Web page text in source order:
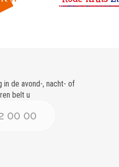
de avond-, nacht- of
belt u
00 00